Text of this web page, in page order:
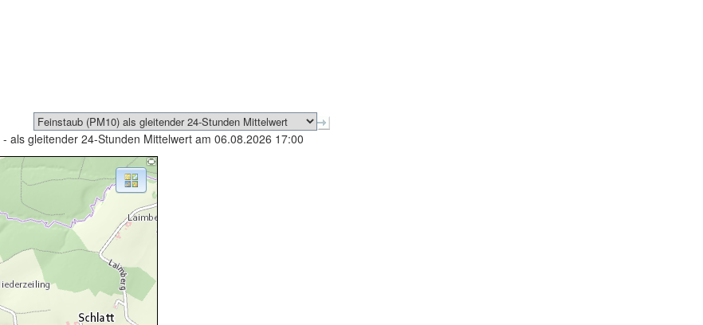
- als gleitender 24-Stunden Mittelwert am 06.08.2026 17:00